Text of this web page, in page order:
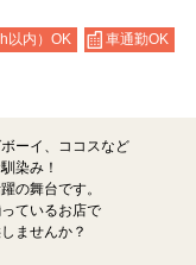
以内）OK
車通勤OK
ーイ、ココスなど
染み！
の舞台です。
ているお店で
ませんか？